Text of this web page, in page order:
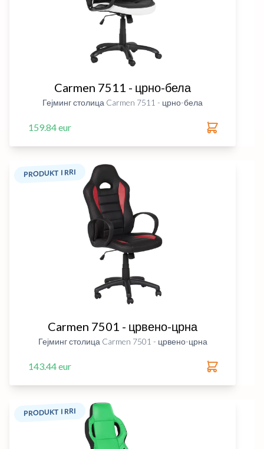
Carmen 7511 - црно-бела
Гејминг столица Carmen 7511 - црно-бела
159.84 eur
PRODUKT I RRI
Carmen 7501 - црвено-црна
Гејминг столица Carmen 7501 - црвено-црна
143.44 eur
PRODUKT I RRI